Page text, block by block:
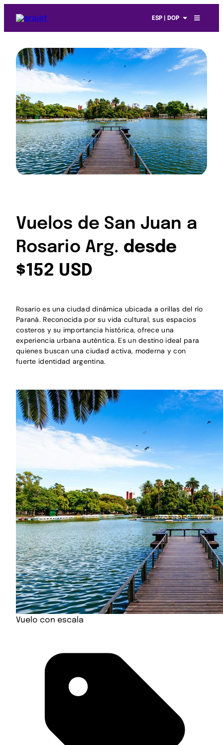
ESP | DOP
Vuelos de San Juan a
Rosario Arg. desde
$152 USD
Rosario es una ciudad dinámica ubicada a orillas del río
Paraná. Reconocida por su vida cultural, sus espacios
costeros y su importancia histórica, ofrece una
experiencia urbana auténtica. Es un destino ideal para
quienes buscan una ciudad activa, moderna y con
fuerte identidad argentina.
Vuelo con escala